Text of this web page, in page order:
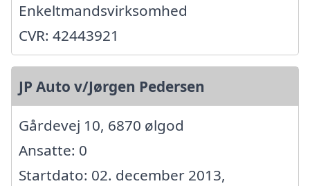
Enkeltmandsvirksomhed
CVR: 42443921
JP Auto v/Jørgen Pedersen
Gårdevej 10, 6870 ølgod
Ansatte: 0
Startdato: 02. december 2013,